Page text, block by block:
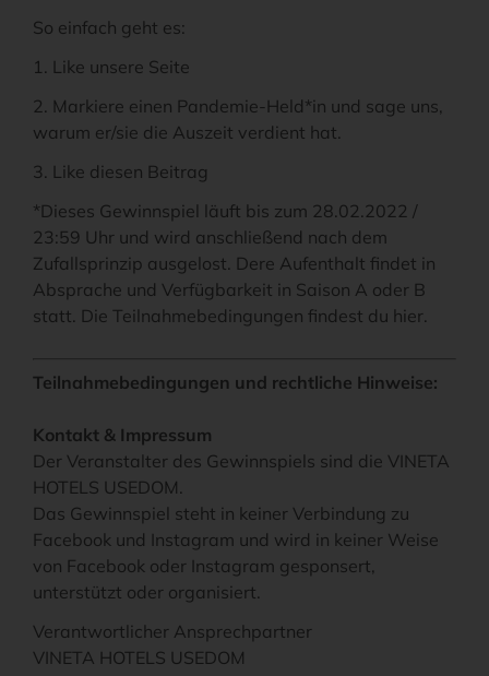
So einfach geht es:
1. Like unsere Seite
2. Markiere einen Pandemie-Held*in und sage uns,
warum er/sie die Auszeit verdient hat.
3. Like diesen Beitrag
*Dieses Gewinnspiel läuft bis zum 28.02.2022 /
23:59 Uhr und wird anschließend nach dem
Zufallsprinzip ausgelost. Dere Aufenthalt findet in
Absprache und Verfügbarkeit in Saison A oder B
statt. Die Teilnahmebedingungen findest du hier.
Teilnahmebedingungen und rechtliche Hinweise:
Kontakt & Impressum
Der Veranstalter des Gewinnspiels sind die VINETA
HOTELS USEDOM.
Das Gewinnspiel steht in keiner Verbindung zu
Facebook und Instagram und wird in keiner Weise
von Facebook oder Instagram gesponsert,
unterstützt oder organisiert.
Verantwortlicher Ansprechpartner
VINETA HOTELS USEDOM